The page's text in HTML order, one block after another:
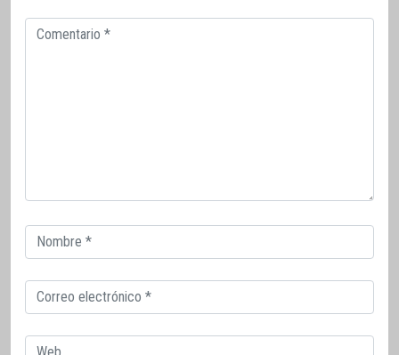
Comentario
Correo
electrónico
Correo
electrónico
Web